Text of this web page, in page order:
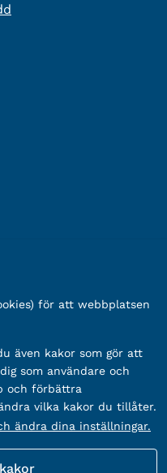
2338
för att webbplatsen
även kakor som gör att
som användare och
och förbättra
vilka kakor du tillåter.
ändra dina inställningar.